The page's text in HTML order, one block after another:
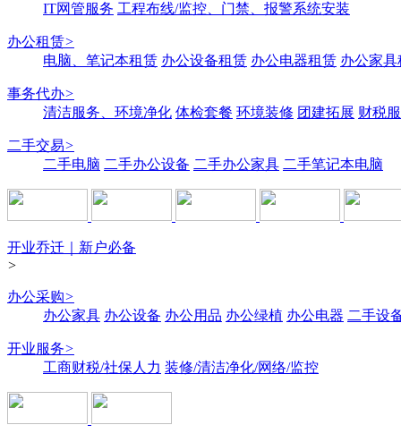
IT网管服务 工程布线/监控、门禁、报警系统安装
办公租赁>
电脑、笔记本租赁 办公设备租赁 办公电器租赁 办公家具
事务代办>
清洁服务、环境净化 体检套餐 环境装修 团建拓展 财税
二手交易>
二手电脑 二手办公设备 二手办公家具 二手笔记本电脑
开业乔迁｜新户必备
>
办公采购>
办公家具 办公设备 办公用品 办公绿植 办公电器 二手设
开业服务>
工商财税/社保人力 装修/清洁净化/网络/监控